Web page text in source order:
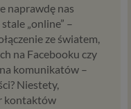
naprawdę nas
stale „online” –
ze światem,
na Facebooku czy
komunikatów –
Niestety,
kontaktów